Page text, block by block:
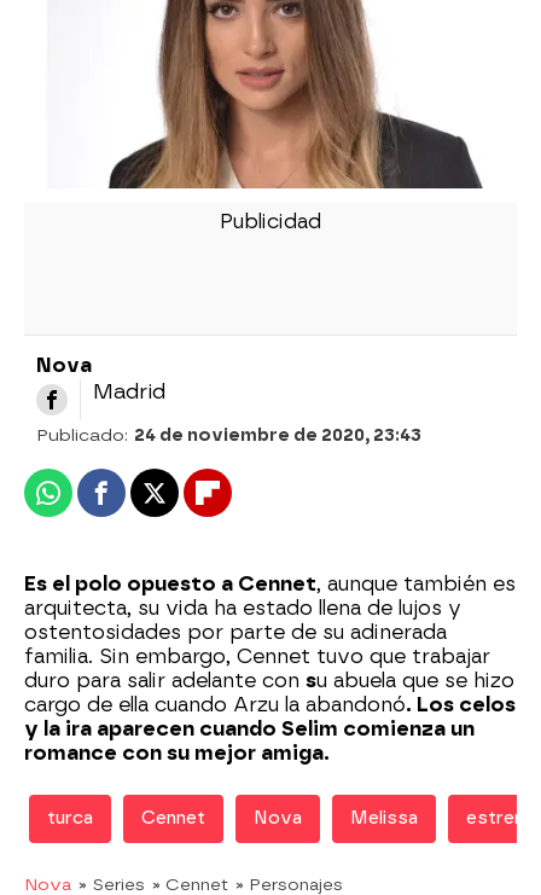
Nova
Madrid
Publicado: 24 de noviembre de 2020, 23:43
WhatsappFacebook
X Flipboard
Es el polo opuesto a Cennet, aunque también es
arquitecta, su vida ha estado llena de lujos y
ostentosidades por parte de su adinerada
familia. Sin embargo, Cennet tuvo que trabajar
duro para salir adelante con su abuela que se hizo
cargo de ella cuando Arzu la abandonó. Los celos
y la ira aparecen cuando Selim comienza un
romance con su mejor amiga.
turca Cennet Nova Melissa estreno
Nova » Series » Cennet » Personajes